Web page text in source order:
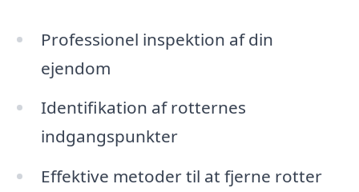
Professionel inspektion af din
ejendom
Identifikation af rotternes
indgangspunkter
Effektive metoder til at fjerne rotter